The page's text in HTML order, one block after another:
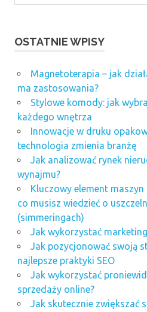
OSTATNIE WPISY
Magnetoterapia – jak
ma zastosowania?
Stylowe komody: jak
każdego wnętrza
Innowacje w druku
technologia zmienia branżę
Jak analizować rynek
wynajmu?
Kluczowy element
co musisz wiedzieć o
(simmeringach)
Jak wykorzystać
Jak pozycjonować swoją
najlepsze praktyki SEO
Jak wykorzystać
sprzedaży online?
Jak skutecznie zwiększać